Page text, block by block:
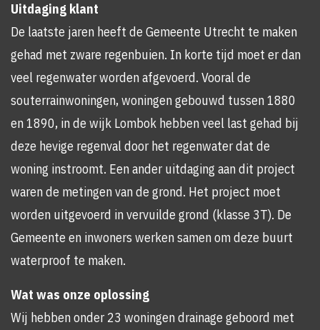
Uitdaging klant
De laatste jaren heeft de Gemeente Utrecht te maken
gehad met zware regenbuien. In korte tijd moet er dan
veel regenwater worden afgevoerd. Vooral de
souterrainwoningen, woningen gebouwd tussen 1880
en 1890, in de wijk Lombok hebben veel last gehad bij
deze hevige regenval door het regenwater dat de
woning instroomt. Een ander uitdaging aan dit project
waren de metingen van de grond. Het project moet
worden uitgevoerd in vervuilde grond (klasse 3T). De
Gemeente en inwoners werken samen om deze buurt
waterproof te maken.
Wat was onze oplossing
Wij hebben onder 23 woningen drainage geboord met